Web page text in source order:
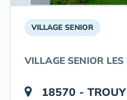
VILLAGE SENIOR
VILLAGE SENIOR
18570 - TROUY